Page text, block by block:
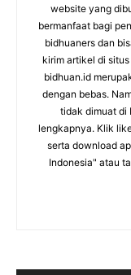
website yang
bermanfaat bagi
bidhuaners dan
kirim artikel di
bidhuan.id
dengan bebas.
tidak dimuat di
lengkapnya. Klik
serta download
Indonesia" atau